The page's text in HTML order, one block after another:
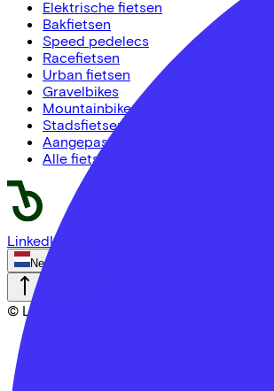
Elektrische fietsen
Bakfietsen
Speed pedelecs
Racefietsen
Urban fietsen
Gravelbikes
Mountainbikes
Stadsfietsen
Aangepaste fietsen
Alle fietsen
LinkedIn
Nederlands
Back to top
© Lease a Bike. All Rights Reserved.